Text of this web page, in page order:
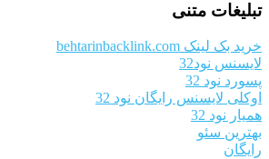
تبلیغات متنی
خرید بک لینک behtarinbacklink.com
لایسنس نود32
پسورد نود 32
اوکلی لایسنس رایگان نود 32
همیار نود 32
بهترین سئو
رایگان